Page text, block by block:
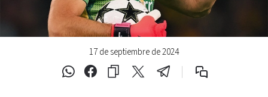
17 de septiembre de 2024